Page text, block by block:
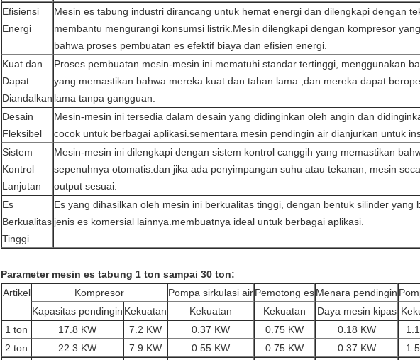
Efisiensi
Energi
Mesin es tabung industri dirancang untuk hemat energi dan dilengkapi dengan
membantu mengurangi konsumsi listrik.Mesin dilengkapi dengan kompresor
bahwa proses pembuatan es efektif biaya dan efisien energi.
Kuat dan
Dapat
Diandalkan
Proses pembuatan mesin-mesin ini mematuhi standar tertinggi, menggunakan
yang memastikan bahwa mereka kuat dan tahan lama.,dan mereka dapat
lama tanpa gangguan.
Desain
Fleksibel
Mesin-mesin ini tersedia dalam desain yang didinginkan oleh angin dan
cocok untuk berbagai aplikasi.sementara mesin pendingin air dianjurkan untuk
Sistem
Kontrol
Lanjutan
Mesin-mesin ini dilengkapi dengan sistem kontrol canggih yang memastikan
sepenuhnya otomatis.dan jika ada penyimpangan suhu atau tekanan, mesin
output sesuai.
Es
Berkualitas
Tinggi
Es yang dihasilkan oleh mesin ini berkualitas tinggi, dengan bentuk silinder yang
jenis es komersial lainnya.membuatnya ideal untuk berbagai aplikasi.
Parameter mesin es tabung 1 ton sampai 30 ton:
Artikel
Kompresor Pompa sirkulasi airPemotong esMenara pendingin
Kapasitas pendingin Kekuatan Kekuatan Kekuatan Daya mesin kipas
1 ton
17.8 KW 7.2 KW 0.37 KW 0.75 KW 0.18 KW
2 ton
22.3 KW 7.9 KW 0.55 KW 0.75 KW 0.37 KW